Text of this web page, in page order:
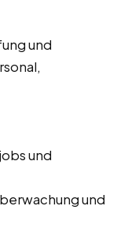
und
und
und